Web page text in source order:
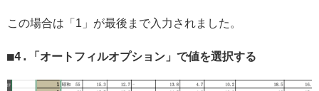
この場合は「1」が最後まで入力されました。
4.「オートフィルオプション」で値を選択する